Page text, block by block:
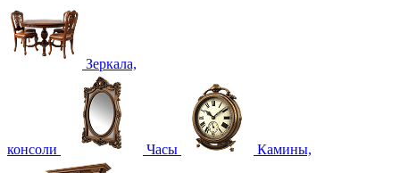
Зеркала,
консоли Часы Камины,